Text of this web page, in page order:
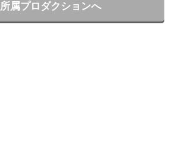
所属プロダクションへ